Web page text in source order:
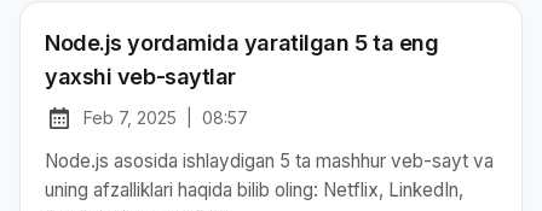
Node.js yordamida yaratilgan 5 ta eng
yaxshi veb-saytlar
Chop etilgan:
Feb 7, 2025
at 08:57
Node.js asosida ishlaydigan 5 ta mashhur veb-sayt va
uning afzalliklari haqida bilib oling: Netflix, LinkedIn,